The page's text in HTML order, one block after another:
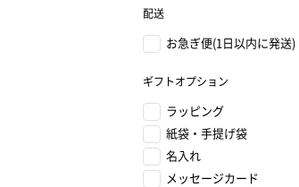
配送
お急ぎ便(1日以内に発送)
ギフトオプション
ラッピング
紙袋・手提げ袋
名入れ
メッセージカード